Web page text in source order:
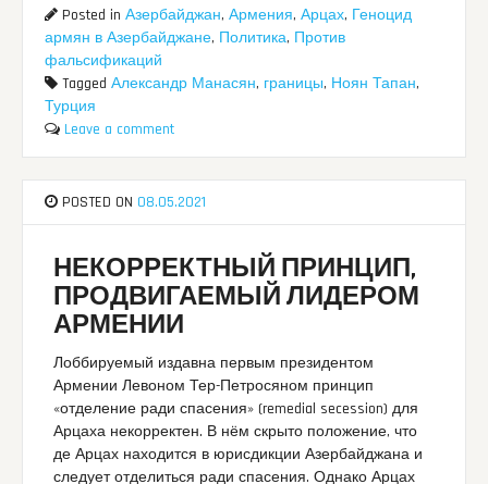
Posted inАзербайджан,Армения,Арцах, Геноцид
армян в Азербайджане, Политика, Против
фальсификаций
TaggedАлександр Манасян, границы, Ноян Тапан,
Турция
Leave a comment
POSTED ON 08.05.2021
НЕКОРРЕКТНЫЙ ПРИНЦИП,
ПРОДВИГАЕМЫЙ ЛИДЕРОМ
АРМЕНИИ
Лоббируемый издавна первым президентом
Армении Левоном Тер-Петросяном принцип
«отделение ради спасения» (remedial secession) для
Арцаха некорректен. В нём скрыто положение, что
де Арцах находится в юрисдикции Азербайджана и
следует отделиться ради спасения. Однако Арцах